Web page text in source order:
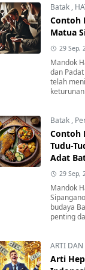
Batak ,
Contoh
Matua
29 Sep,
Mandok
dan
telah
Batak ,
Contoh
Tudu-
Adat
29 Sep,
Mandok
budaya
penting
ARTI
Arti